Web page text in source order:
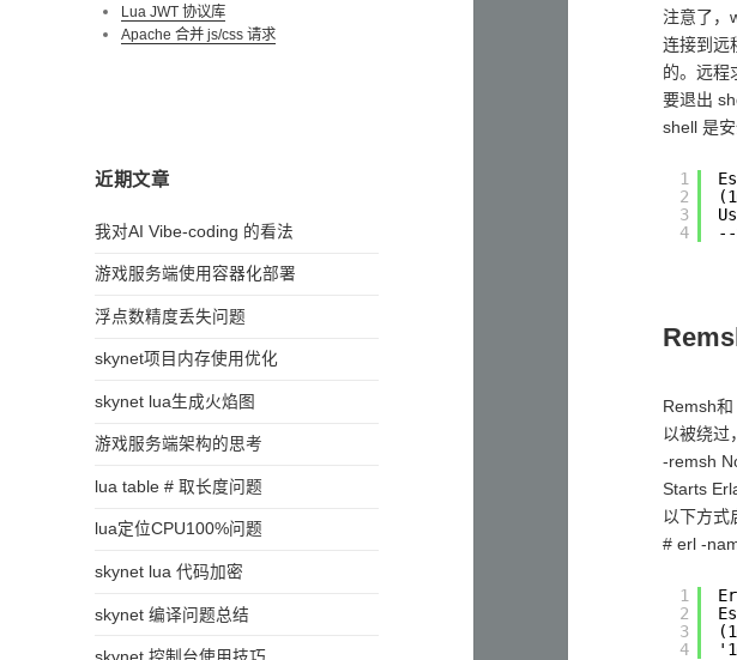
Lua JWT 协议库
Apache 合并 js/css 请求
近期文章
我对AI Vibe-coding 的看法
游戏服务端使用容器化部署
浮点数精度丢失问题
skynet项目内存使用优化
skynet lua生成火焰图
游戏服务端架构的思考
lua table # 取长度问题
lua定位CPU100%问题
skynet lua 代码加密
skynet 编译问题总结
注意了，
连接到远
的。远程
要退出
shell 是安
1
2
3
4
Remsh
以被绕过
-remsh
Starts
以下方式
# erl -
1
2
3
4